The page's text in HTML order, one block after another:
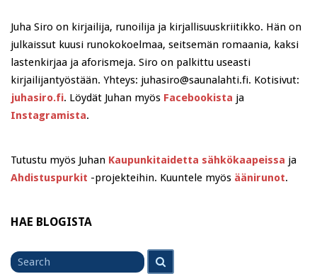
Juha Siro on kirjailija, runoilija ja kirjallisuuskriitikko. Hän on
julkaissut kuusi runokokoelmaa, seitsemän romaania, kaksi
lastenkirjaa ja aforismeja. Siro on palkittu useasti
kirjailijantyöstään. Yhteys: juhasiro@saunalahti.fi. Kotisivut:
juhasiro.fi. Löydät Juhan myös Facebookista ja
Instagramista.
Tutustu myös Juhan Kaupunkitaidetta sähkökaapeissa ja
Ahdistuspurkit -projekteihin. Kuuntele myös äänirunot.
HAE BLOGISTA
Search
for